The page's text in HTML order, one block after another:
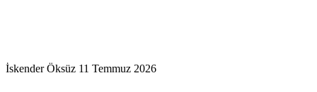
İskender Öksüz 11 Temmuz 2026